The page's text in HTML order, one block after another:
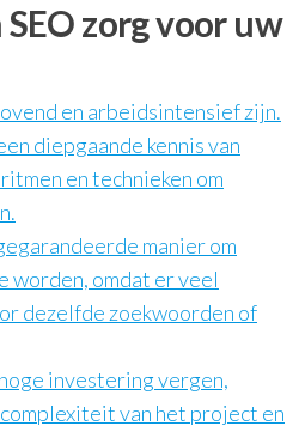
zorg voor uw
en arbeidsintensief zijn.
diepgaande kennis van
en technieken om
manier om
worden, omdat er veel
dezelfde zoekwoorden of
investering vergen,
van het project en